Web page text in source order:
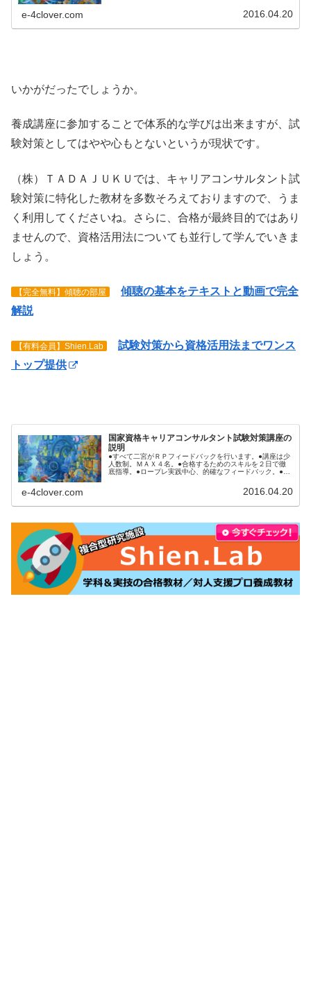
e-4clover.com 2016.04.20
いかがだったでしょうか。
養成講座に参加することで体系的な学びは出来ますが、試
験対策としてはやや心もとないというが現状です。
（株）ＴＡＤＡＪＵＫＵでは、キャリアコンサルタント試
験対策に特化した教材を多数そろえておりますので、うま
く利用してくださいね。さらに、合格が最終目的ではあり
ませんので、資格活用法についても並行して学んでいきま
しょう。
【完全無料】傾聴の部屋
傾聴の基本をテキストと動画で完全
解説
【有料会員】Shien.Lab
試験対策から資格活用法までワンス
トップ提供
国家資格キャリアコンサルタント試験対策講座の
説明
●すべて二宮がＲＰフィードバックを行います。●講座は少
人数制。ＭＡＸ４名。●合格するためのスキルを２日で徹
底指導。●ロープレ実践中心、的確なフィードバック。●受
e-4clover.com 2016.04.20